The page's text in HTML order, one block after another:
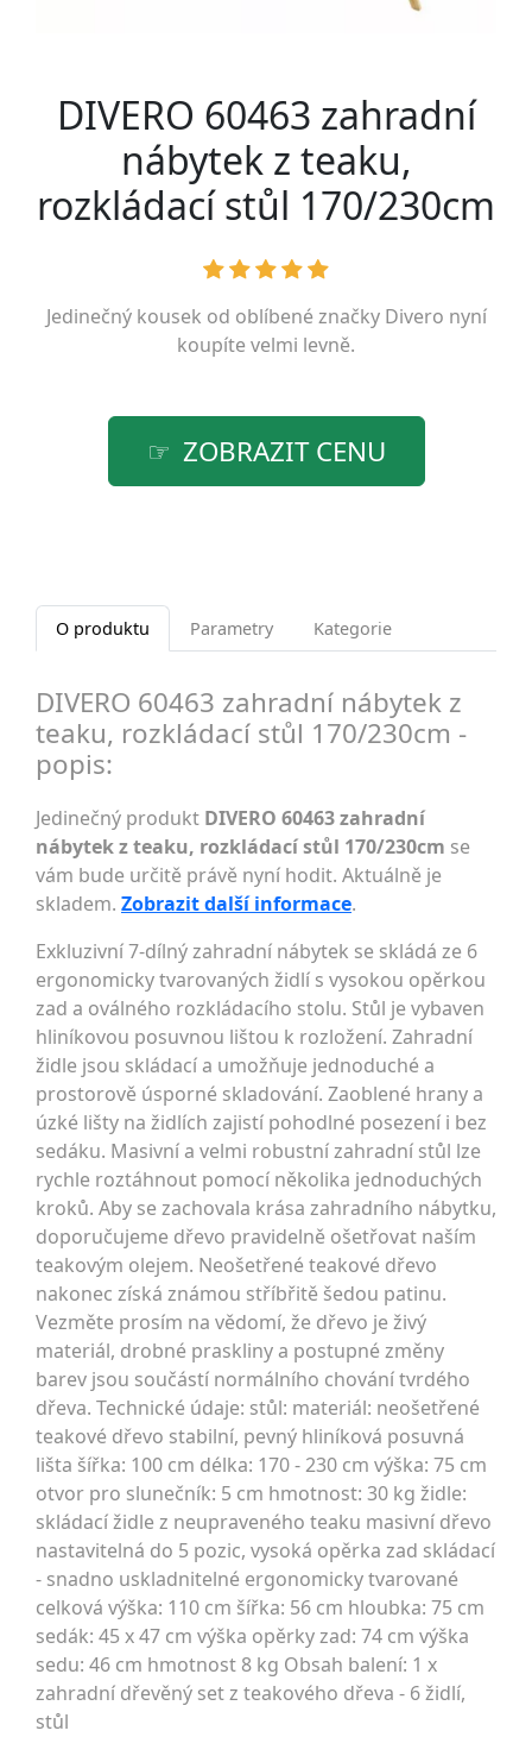
DIVERO 60463 zahradní
nábytek z teaku,
rozkládací stůl 170/230cm
Jedinečný kousek od oblíbené značky Divero nyní
koupíte velmi levně.
ZOBRAZIT CENU
O produktu Parametry Kategorie
DIVERO 60463 zahradní nábytek z
teaku, rozkládací stůl 170/230cm -
popis:
Jedinečný produkt DIVERO 60463 zahradní
nábytek z teaku, rozkládací stůl 170/230cm se
vám bude určitě právě nyní hodit. Aktuálně je
skladem. Zobrazit další informace.
Exkluzivní 7-dílný zahradní nábytek se skládá ze 6
ergonomicky tvarovaných židlí s vysokou opěrkou
zad a oválného rozkládacího stolu. Stůl je vybaven
hliníkovou posuvnou lištou k rozložení. Zahradní
židle jsou skládací a umožňuje jednoduché a
prostorově úsporné skladování. Zaoblené hrany a
úzké lišty na židlích zajistí pohodlné posezení i bez
sedáku. Masivní a velmi robustní zahradní stůl lze
rychle roztáhnout pomocí několika jednoduchých
kroků. Aby se zachovala krása zahradního nábytku,
doporučujeme dřevo pravidelně ošetřovat naším
teakovým olejem. Neošetřené teakové dřevo
nakonec získá známou stříbřitě šedou patinu.
Vezměte prosím na vědomí, že dřevo je živý
materiál, drobné praskliny a postupné změny
barev jsou součástí normálního chování tvrdého
dřeva. Technické údaje: stůl: materiál: neošetřené
teakové dřevo stabilní, pevný hliníková posuvná
lišta šířka: 100 cm délka: 170 - 230 cm výška: 75 cm
otvor pro slunečník: 5 cm hmotnost: 30 kg židle:
skládací židle z neupraveného teaku masivní dřevo
nastavitelná do 5 pozic, vysoká opěrka zad skládací
- snadno uskladnitelné ergonomicky tvarované
celková výška: 110 cm šířka: 56 cm hloubka: 75 cm
sedák: 45 x 47 cm výška opěrky zad: 74 cm výška
sedu: 46 cm hmotnost 8 kg Obsah balení: 1 x
zahradní dřevěný set z teakového dřeva - 6 židlí,
stůl